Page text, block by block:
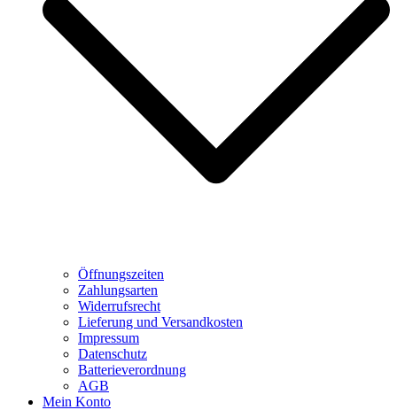
Öffnungszeiten
Zahlungsarten
Widerrufsrecht
Lieferung und Versandkosten
Impressum
Datenschutz
Batterieverordnung
AGB
Mein Konto